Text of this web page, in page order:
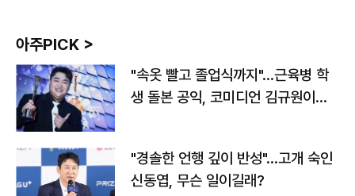
아주PICK >
"속옷 빨고 졸업식까지"…근육병 학
생 돌본 공익, 코미디언 김규원이었
"경솔한 언행 깊이 반성"…고개 숙인
신동엽, 무슨 일이길래?